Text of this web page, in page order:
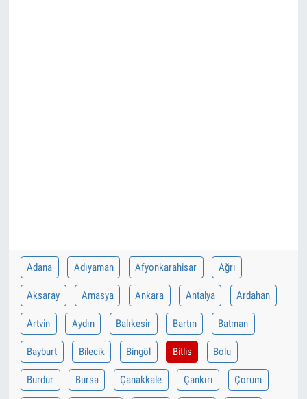
Adana Adıyaman Afyonkarahisar Ağrı
Aksaray Amasya Ankara Antalya Ardahan
Artvin Aydın Balıkesir Bartın Batman
Bayburt Bilecik Bingöl Bitlis Bolu
Burdur Bursa Çanakkale Çankırı Çorum